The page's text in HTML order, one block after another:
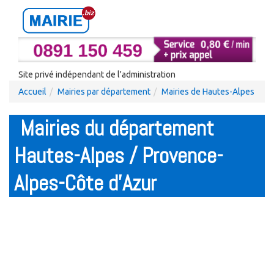
Site privé indépendant de l'administration
Accueil
Mairies par département Mairies de Hautes-Alpes
Mairies du département
Hautes-Alpes / Provence-
Alpes-Côte d'Azur